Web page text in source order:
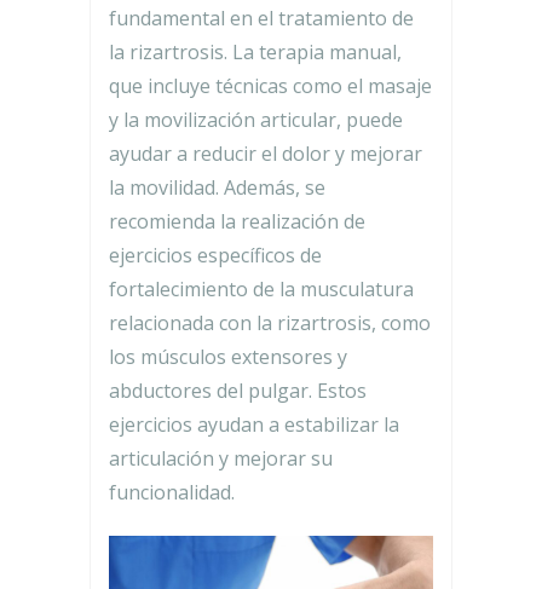
fundamental en el tratamiento de
la rizartrosis. La terapia manual,
que incluye técnicas como el masaje
y la movilización articular, puede
ayudar a reducir el dolor y mejorar
la movilidad. Además, se
recomienda la realización de
ejercicios específicos de
fortalecimiento de la musculatura
relacionada con la rizartrosis, como
los músculos extensores y
abductores del pulgar. Estos
ejercicios ayudan a estabilizar la
articulación y mejorar su
funcionalidad.